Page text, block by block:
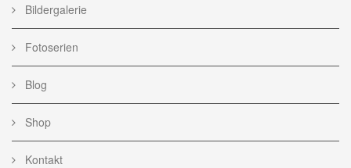
Bildergalerie
Fotoserien
Blog
Shop
Kontakt